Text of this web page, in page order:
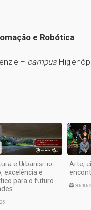
e Robótica
– campus 1
e Urbanismo:
excelência e
para o futuro
Arte,
30/10/